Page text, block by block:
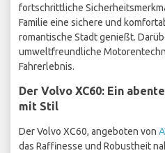
fortschrittliche
Familie eine sichere und
romantische Stadt genießt.
umweltfreundliche
Fahrerlebnis.
Der Volvo XC60: Ein
mit Stil
Der Volvo XC60, angeboten von
das Raffinesse und Robustheit